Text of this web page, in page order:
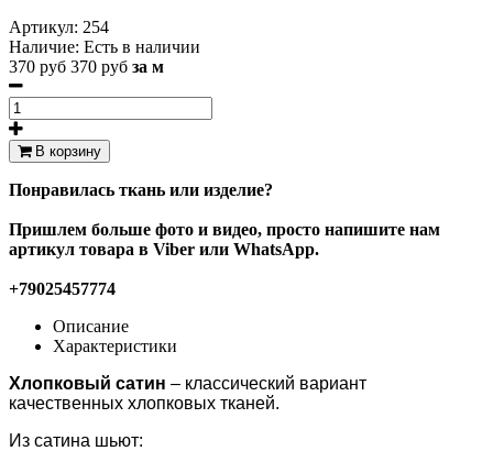
Артикул: 254
Наличие: Есть в наличии
370 руб 370 руб за м
В корзину
Понравилась ткань или изделие?
Пришлем больше фото и видео, просто напишите нам
артикул товара в Viber или WhatsApp.
+79025457774
Описание
Характеристики
Хлопковый сатин – классический вариант
качественных хлопковых тканей.
Из сатина шьют: